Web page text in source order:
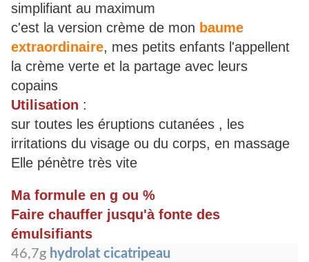
simplifiant au maximum
c'est la version crème de mon baume
extraordinaire, mes petits enfants l'appellent
la crème verte et la partage avec leurs
copains
Utilisation :
sur toutes les éruptions cutanées , les
irritations du visage ou du corps, en massage
Elle pénètre très vite
Ma formule en g ou %
Faire chauffer jusqu'à fonte des
émulsifiants
46,7g hydrolat cicatripeau